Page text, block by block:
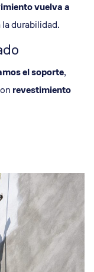
vuelva a
durabilidad.
el soporte,
revestimiento